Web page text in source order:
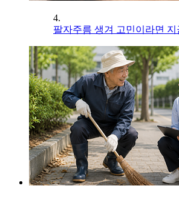
4.
팔자주름 생겨 고민이라면 지